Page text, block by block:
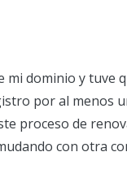
mi dominio y tuve
por al menos
proceso de
con otra